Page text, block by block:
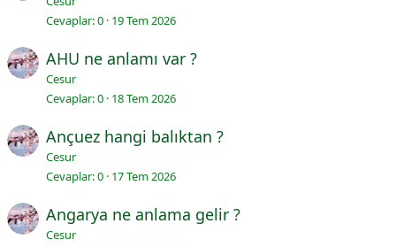
Cevaplar 0 19 Tem 2026
AHU ne anlamı var ?
Cesur
Cevaplar 0 18 Tem 2026
Ançuez hangi balıktan ?
Cesur
Cevaplar 0 17 Tem 2026
Angarya ne anlama gelir ?
Cesur